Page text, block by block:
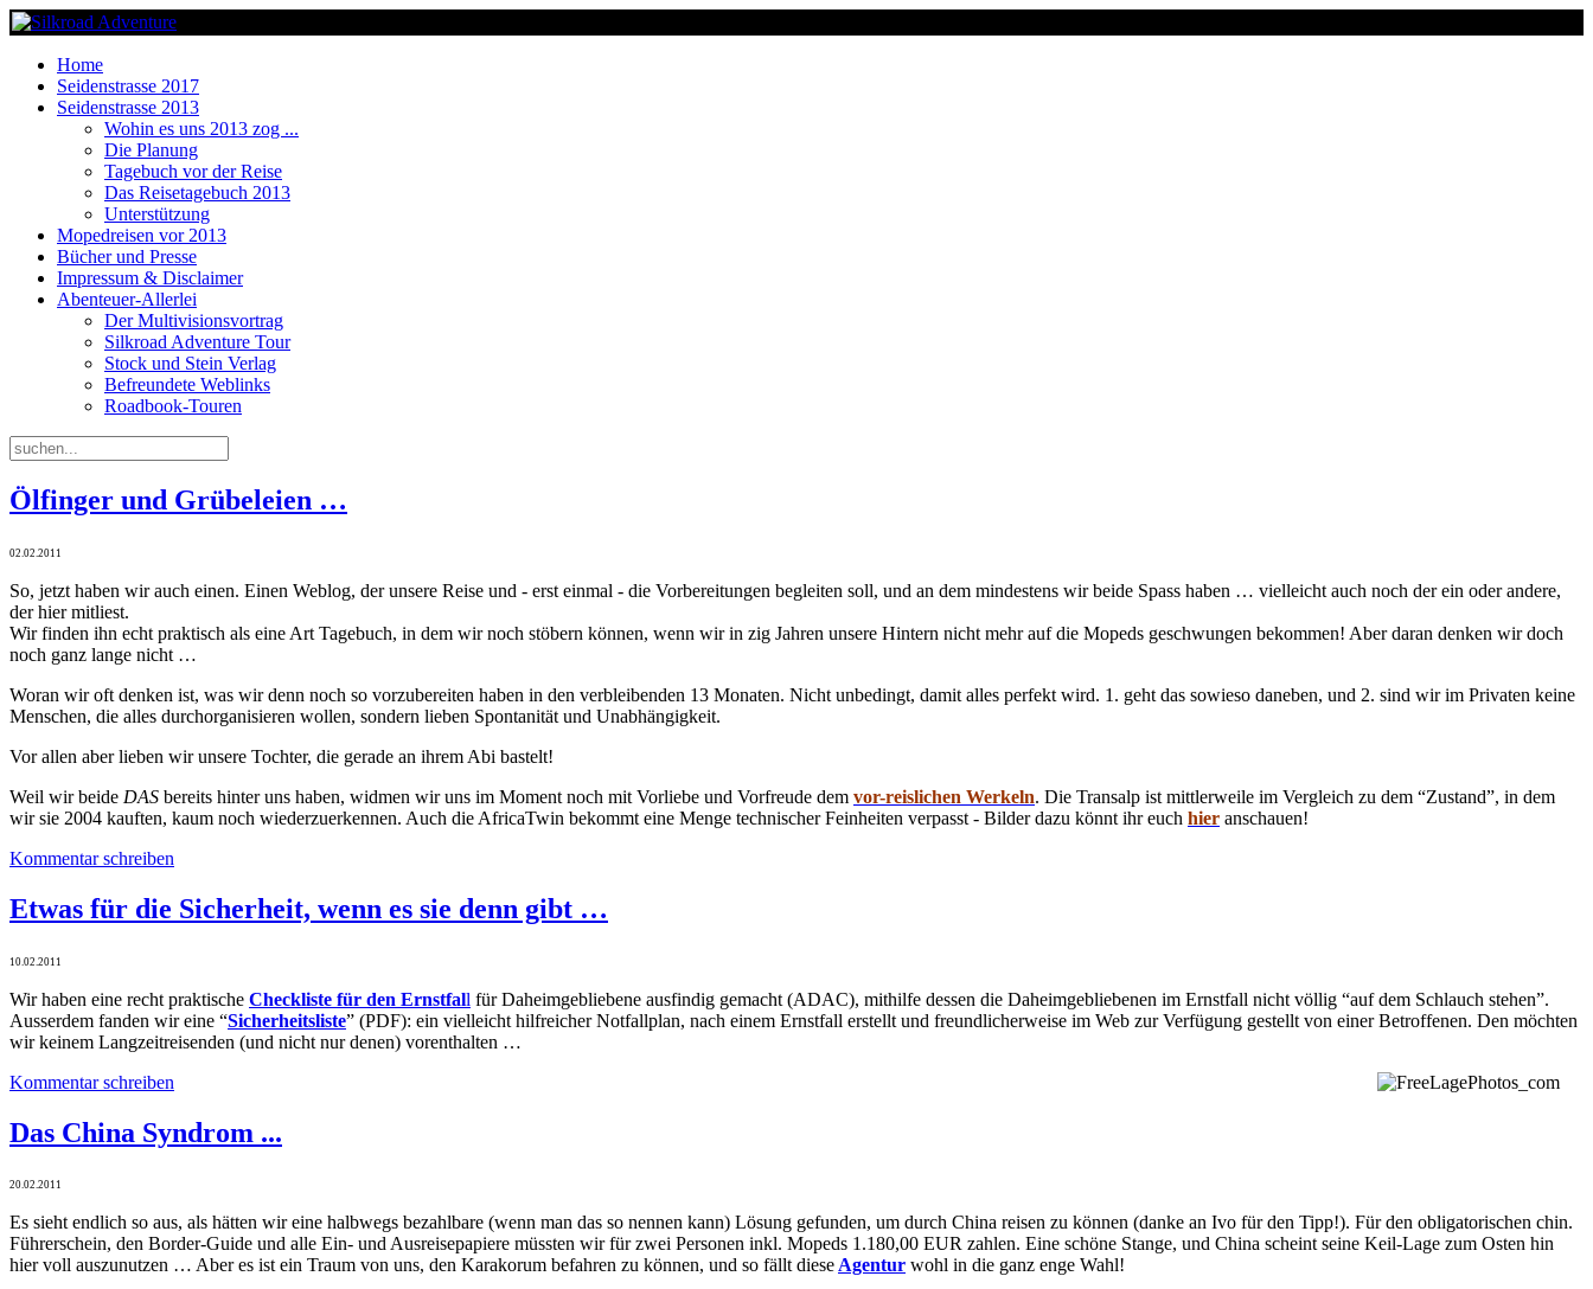
Home
Seidenstrasse 2017
Seidenstrasse 2013
Wohin es uns 2013 zog ...
Die Planung
Tagebuch vor der Reise
Das Reisetagebuch 2013
Unterstützung
Mopedreisen vor 2013
Bücher und Presse
Impressum & Disclaimer
Abenteuer-Allerlei
Der Multivisionsvortrag
Silkroad Adventure Tour
Stock und Stein Verlag
Befreundete Weblinks
Roadbook-Touren
Ölfinger und Grübeleien …
02.02.2011
So, jetzt haben wir auch einen. Einen Weblog, der unsere Reise und - erst einmal - die Vorbereitungen begleiten soll, und an dem mindestens wir beide Spass haben … vielleicht auch noch der ein oder andere,
der hier mitliest.
Wir finden ihn echt praktisch als eine Art Tagebuch, in dem wir noch stöbern können, wenn wir in zig Jahren unsere Hintern nicht mehr auf die Mopeds geschwungen bekommen! Aber daran denken wir doch
noch ganz lange nicht …
Woran wir oft denken ist, was wir denn noch so vorzubereiten haben in den verbleibenden 13 Monaten. Nicht unbedingt, damit alles perfekt wird. 1. geht das sowieso daneben, und 2. sind wir im Privaten keine
Menschen, die alles durchorganisieren wollen, sondern lieben Spontanität und Unabhängigkeit.
Vor allen aber lieben wir unsere Tochter, die gerade an ihrem Abi bastelt!
Weil wir beide DAS bereits hinter uns haben, widmen wir uns im Moment noch mit Vorliebe und Vorfreude dem vor-reislichen Werkeln. Die Transalp ist mittlerweile im Vergleich zu dem “Zustand”, in dem
wir sie 2004 kauften, kaum noch wiederzuerkennen. Auch die AfricaTwin bekommt eine Menge technischer Feinheiten verpasst - Bilder dazu könnt ihr euch hier anschauen!
Kommentar schreiben
Etwas für die Sicherheit, wenn es sie denn gibt …
10.02.2011
Wir haben eine recht praktische Checkliste für den Ernstfall für Daheimgebliebene ausfindig gemacht (ADAC), mithilfe dessen die Daheimgebliebenen im Ernstfall nicht völlig “auf dem Schlauch stehen”.
Ausserdem fanden wir eine “Sicherheitsliste” (PDF): ein vielleicht hilfreicher Notfallplan, nach einem Ernstfall erstellt und freundlicherweise im Web zur Verfügung gestellt von einer Betroffenen. Den möchten
wir keinem Langzeitreisenden (und nicht nur denen) vorenthalten …
Kommentar schreiben
Das China Syndrom ...
20.02.2011
Es sieht endlich so aus, als hätten wir eine halbwegs bezahlbare (wenn man das so nennen kann) Lösung gefunden, um durch China reisen zu können (danke an Ivo für den Tipp!). Für den obligatorischen chin.
Führerschein, den Border-Guide und alle Ein- und Ausreisepapiere müssten wir für zwei Personen inkl. Mopeds 1.180,00 EUR zahlen. Eine schöne Stange, und China scheint seine Keil-Lage zum Osten hin
hier voll auszunutzen … Aber es ist ein Traum von uns, den Karakorum befahren zu können, und so fällt dieseAgentur wohl in die ganz enge Wahl!